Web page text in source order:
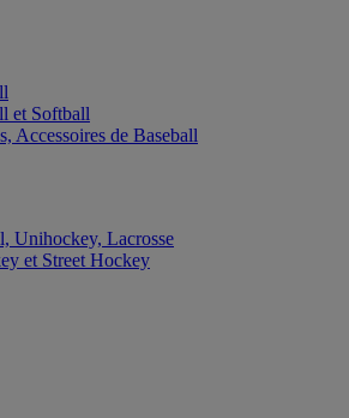
et Softball
Accessoires de Baseball
Unihockey, Lacrosse
et Street Hockey